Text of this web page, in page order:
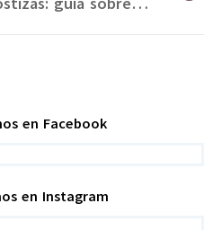
en Facebook
en Instagram